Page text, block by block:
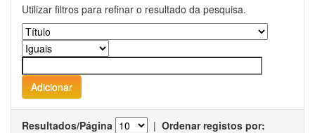
Utilizar filtros para refinar o resultado da pesquisa.
Resultados/Página | Ordenar registos por: